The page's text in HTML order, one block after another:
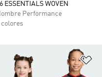
ESSENTIALS WOVEN
Performance
colores
a la lista de deseos